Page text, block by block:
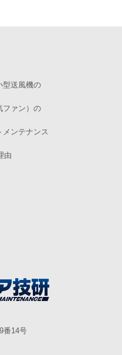
型送風機の
ファン）の
メンテナンス
由
番14号